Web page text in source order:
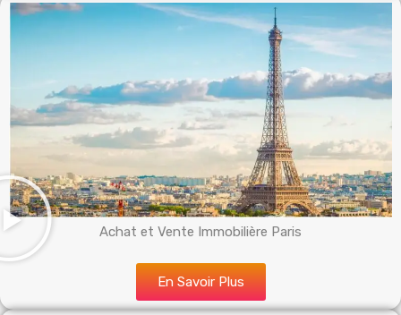
Achat et Vente Immobilière Paris
En Savoir Plus